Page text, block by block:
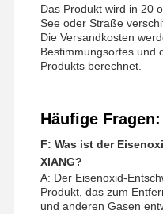
Das Produkt wird in 20
See oder Straße
Die Versandkosten
Bestimmungsortes und
Produkts berechnet.
Häufige Fragen:
F: Was ist der
XIANG?
A: Der Eisenoxid-
Produkt, das zum
und anderen Gasen